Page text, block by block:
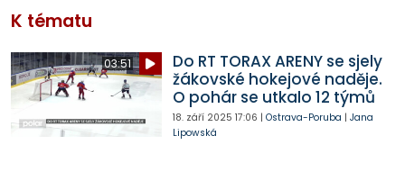
K tématu
03:51
Do RT TORAX ARENY se sjely
žákovské hokejové naděje.
O pohár se utkalo 12 týmů
18. září 2025 17:06 | Ostrava-Poruba | Jana
Lipowská